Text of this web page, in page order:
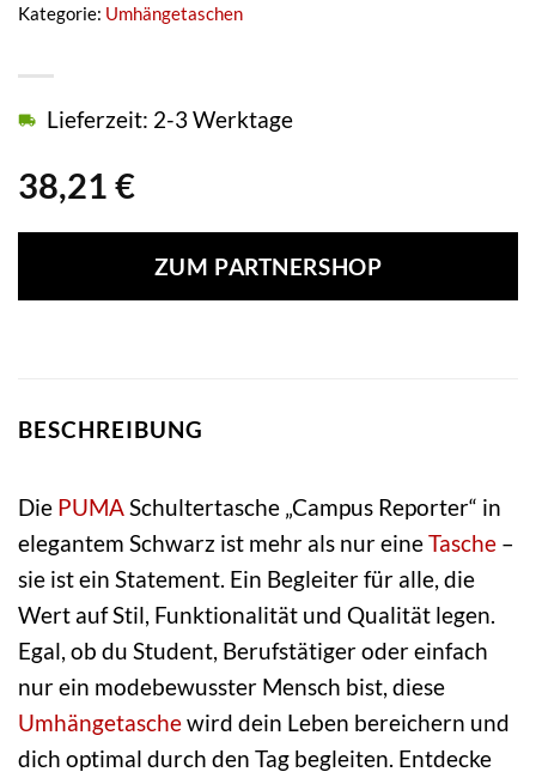
38,21 €
Lieferzeit: 2-3 Werktage
ZUM PARTNERSHOP
Kategorie: Umhängetaschen
BESCHREIBUNG
Die PUMASchultertasche „Campus Reporter“ in
elegantem Schwarz ist mehr als nur eineTasche –
sie ist ein Statement. Ein Begleiter für alle, die
Wert auf Stil, Funktionalität und Qualität legen.
Egal, ob du Student, Berufstätiger oder einfach
nur ein modebewusster Mensch bist, diese
Umhängetaschewird dein Leben bereichern und
dich optimal durch den Tag begleiten. Entdecke